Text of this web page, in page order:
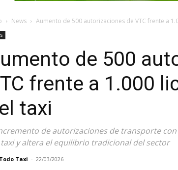
News Aumento de 500 autorizaciones de VTC frente a
de 500
frente a 1.000
taxi
de autorizaciones de transporte
y altera el equilibrio tradicional del sector
Todo Taxi - 22/03/2026